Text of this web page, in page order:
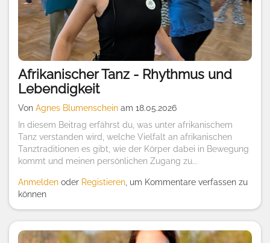
Afrikanischer Tanz - Rhythmus und
Lebendigkeit
Von Agnes Blumenschein am 18.05.2026
In diesem Beitrag erfährst du, was unter afrikanischem
Tanz verstanden wird, welche Vielfalt an afrikanischen
Tanztraditionen es gibt, wie der Körper dabei in Bewegung
kommt und meinen persönlichen Zugang zu...
Anmelden oder Registieren, um Kommentare verfassen zu
können